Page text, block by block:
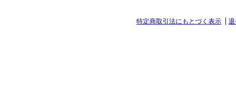
特定商取引法にもとづく表示